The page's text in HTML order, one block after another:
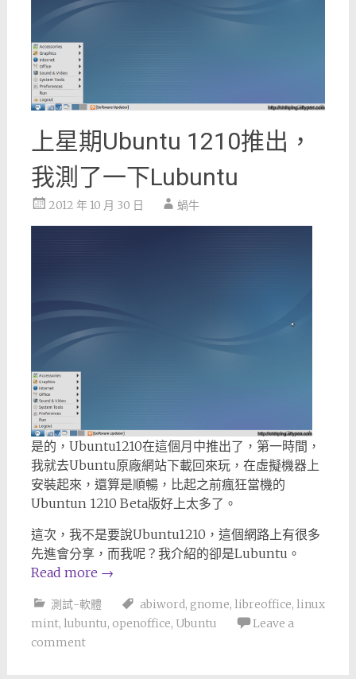
上星期Ubuntu 1210推出，
我測了一下Lubuntu
2012 年 10 月 30 日 蝸牛
是的，Ubuntu1210在這個月中推出了，第一時間，
我就去Ubuntu原廠網站下載回來玩，在虛擬機器上
安裝起來，還算是順暢，比起之前瘋狂當機的
Ubuntun 1210 Beta版好上太多了。
這次，我不是要說Ubuntu1210，這個網路上有很多
先進會分享，而我呢？我介紹的卻是Lubuntu。
Read more →
測試-軟體 abiword, gnome, libreoffice, linux
mint, lubuntu, openoffice, Ubuntu
Leave a
comment